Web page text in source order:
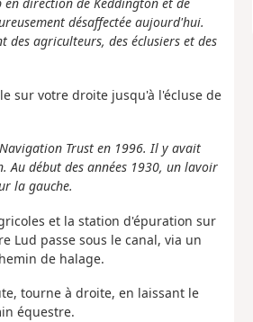
direction de Keddington et de
désaffectée aujourd'hui.
des agriculteurs, des éclusiers et des
sur votre droite jusqu'à l'écluse de
Trust en 1996. Il y avait
début des années 1930, un lavoir
la gauche.
et la station d'épuration sur
Lud passe sous le canal, via un
de halage.
tourne à droite, en laissant le
équestre.